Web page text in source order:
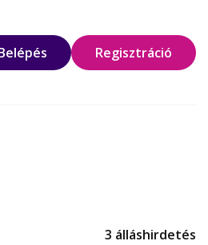
Regisztráció
3 álláshirdetés